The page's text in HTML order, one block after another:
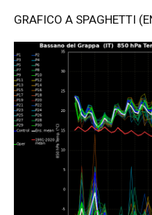
GRAFICO A SPAGHETTI